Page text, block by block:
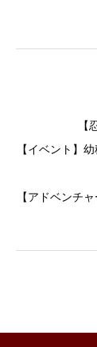
【イベント】
【アドベンチ